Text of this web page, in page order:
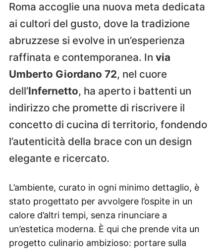
Roma accoglie una nuova meta dedicata
ai cultori del gusto, dove la tradizione
abruzzese si evolve in un’esperienza
raffinata e contemporanea. In via
Umberto Giordano 72, nel cuore
dell’Infernetto, ha aperto i battenti un
indirizzo che promette di riscrivere il
concetto di cucina di territorio, fondendo
l’autenticità della brace con un design
elegante e ricercato.
L’ambiente, curato in ogni minimo dettaglio, è
stato progettato per avvolgere l’ospite in un
calore d’altri tempi, senza rinunciare a
un’estetica moderna. È qui che prende vita un
progetto culinario ambizioso: portare sulla